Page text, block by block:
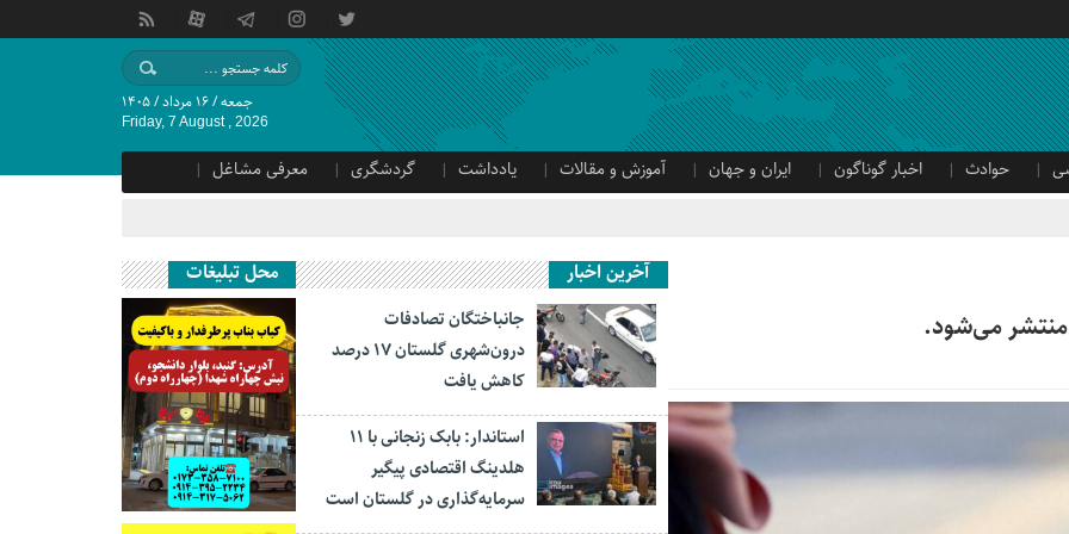
جمعه / ۱۶ مرداد / ۱۴۰۵
Friday, 7 August , 2026
حوادث اخبار گوناگون ایران و جهان آموزش و مقالات یادداشت گردشگری
معرفی مشاغل
آخرین اخبار
جانباختگان تصادفات
درون‌شهری گلستان ۱۷ درصد
کاهش یافت
استاندار: بابک زنجانی با ۱۱
هلدینگ اقتصادی پیگیر
سرمایه‌گذاری در گلستان است
محل تبلیغات